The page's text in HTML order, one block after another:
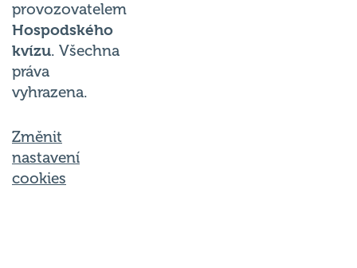
provozovatelem
Hospodského
kvízu. Všechna
práva
vyhrazena.
Změnit
nastavení
cookies